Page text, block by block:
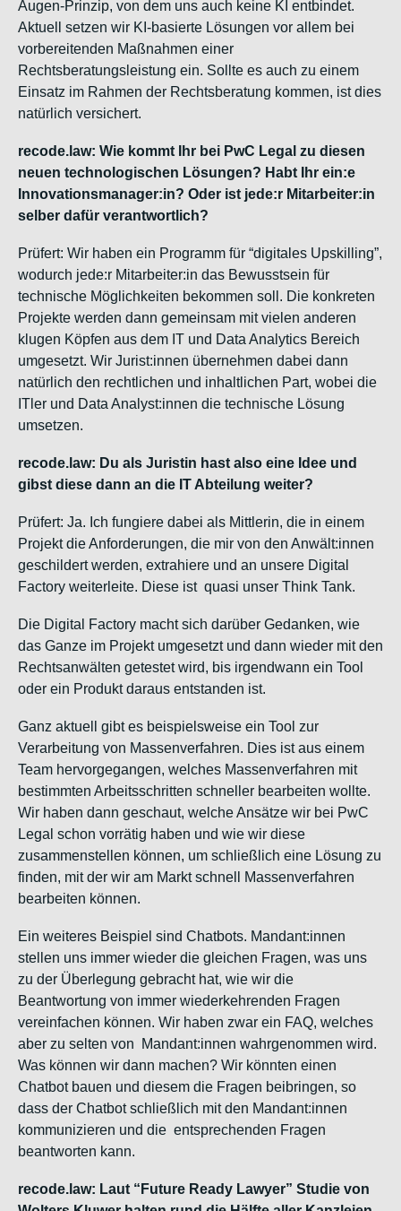
Augen-Prinzip, von dem uns auch keine KI entbindet.
Aktuell setzen wir KI-basierte Lösungen vor allem bei
vorbereitenden Maßnahmen einer
Rechtsberatungsleistung ein. Sollte es auch zu einem
Einsatz im Rahmen der Rechtsberatung kommen, ist dies
natürlich versichert.
recode.law: Wie kommt Ihr bei PwC Legal zu diesen
neuen technologischen Lösungen? Habt Ihr ein:e
Innovationsmanager:in? Oder ist jede:r Mitarbeiter:in
selber dafür verantwortlich?
Prüfert: Wir haben ein Programm für “digitales Upskilling”,
wodurch jede:r Mitarbeiter:in das Bewusstsein für
technische Möglichkeiten bekommen soll. Die konkreten
Projekte werden dann gemeinsam mit vielen anderen
klugen Köpfen aus dem IT und Data Analytics Bereich
umgesetzt. Wir Jurist:innen übernehmen dabei dann
natürlich den rechtlichen und inhaltlichen Part, wobei die
ITler und Data Analyst:innen die technische Lösung
umsetzen.
recode.law: Du als Juristin hast also eine Idee und
gibst diese dann an die IT Abteilung weiter?
Prüfert: Ja. Ich fungiere dabei als Mittlerin, die in einem
Projekt die Anforderungen, die mir von den Anwält:innen
geschildert werden, extrahiere und an unsere Digital
Factory weiterleite. Diese ist quasi unser Think Tank.
Die Digital Factory macht sich darüber Gedanken, wie
das Ganze im Projekt umgesetzt und dann wieder mit den
Rechtsanwälten getestet wird, bis irgendwann ein Tool
oder ein Produkt daraus entstanden ist.
Ganz aktuell gibt es beispielsweise ein Tool zur
Verarbeitung von Massenverfahren. Dies ist aus einem
Team hervorgegangen, welches Massenverfahren mit
bestimmten Arbeitsschritten schneller bearbeiten wollte.
Wir haben dann geschaut, welche Ansätze wir bei PwC
Legal schon vorrätig haben und wie wir diese
zusammenstellen können, um schließlich eine Lösung zu
finden, mit der wir am Markt schnell Massenverfahren
bearbeiten können.
Ein weiteres Beispiel sind Chatbots. Mandant:innen
stellen uns immer wieder die gleichen Fragen, was uns
zu der Überlegung gebracht hat, wie wir die
Beantwortung von immer wiederkehrenden Fragen
vereinfachen können. Wir haben zwar ein FAQ, welches
aber zu selten von Mandant:innen wahrgenommen wird.
Was können wir dann machen? Wir könnten einen
Chatbot bauen und diesem die Fragen beibringen, so
dass der Chatbot schließlich mit den Mandant:innen
kommunizieren und die entsprechenden Fragen
beantworten kann.
recode.law: Laut “Future Ready Lawyer” Studie von